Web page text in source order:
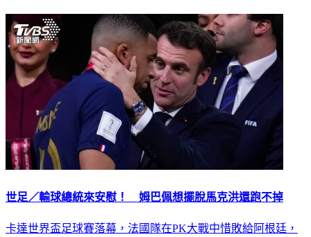
世足／輸球總統來安慰！ 姆巴佩想擺脫馬克洪還跑不掉
卡達世界盃足球賽落幕，法國隊在PK大戰中惜敗給阿根廷，